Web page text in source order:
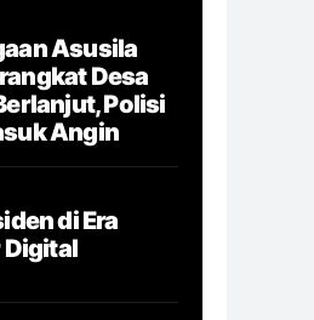
Asusila
Desa
Polisi
Angin
di Era